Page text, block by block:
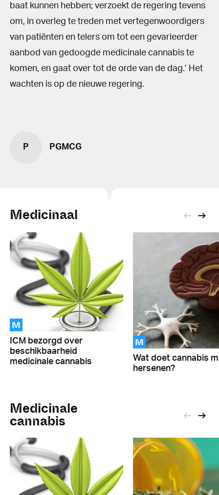
baat kunnen hebben; verzoekt de regering tevens
om, in overleg te treden met vertegenwoordigers
van patiënten en telers om tot een gevarieerder
aanbod van gedoogde medicinale cannabis te
komen, en gaat over tot de orde van de dag.’ Het
wachten is op de nieuwe regering.
P PGMCG
Medicinaal
M
ICM bezorgd over
beschikbaarheid
medicinale cannabis
M
Wat doet cannabis
hersenen?
Medicinale
cannabis